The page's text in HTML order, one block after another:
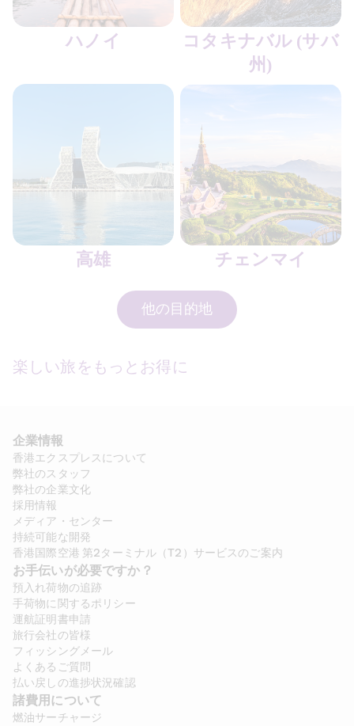
香港エクスプレスホリデー
轻松计划专属你的旅程，一键搞定酒店安排！
ハノイ
コタキナバル (サバ
州)
高雄 チェンマイ
他の目的地
楽しい旅をもっとお得に
最大 50%OFF！旅行商品特別割
引
旅先のアクティビティや、チケットなどを特別割引
で！数量限定ですので、お早めに！
企業情報
香港エクスプレスについて
弊社のスタッフ
弊社の企業文化
採用情報
メディア・センター
持続可能な開発
香港国際空港 第2ターミナル（T2）サービスのご案内
お手伝いが必要ですか？
預入れ荷物の追跡
手荷物に関するポリシー
運航証明書申請
旅行会社の皆様
フィッシングメール
よくあるご質問
払い戻しの進捗状況確認
諸費用について
燃油サーチャージ